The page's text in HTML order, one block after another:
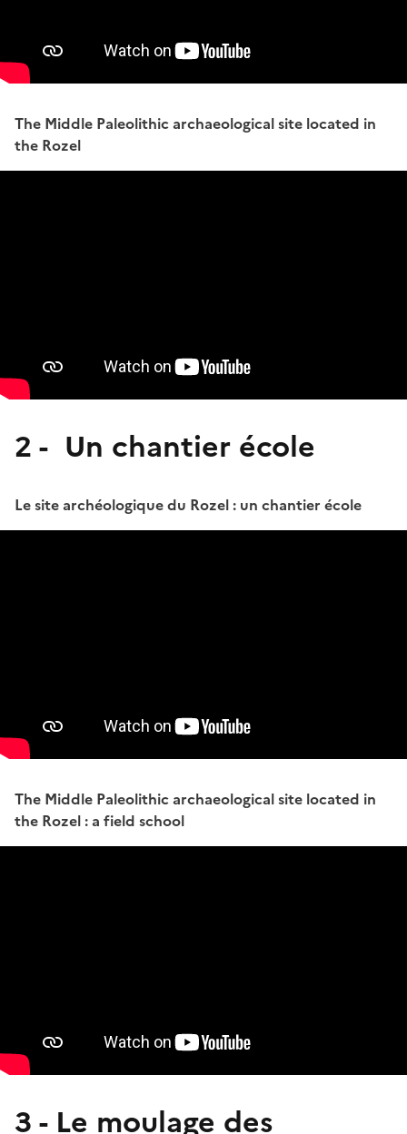
The Middle Paleolithic archaeological site located in
the Rozel
2 - Un chantier école
Le site archéologique du Rozel : un chantier école
The Middle Paleolithic archaeological site located in
the Rozel : a field school
3 - Le moulage des